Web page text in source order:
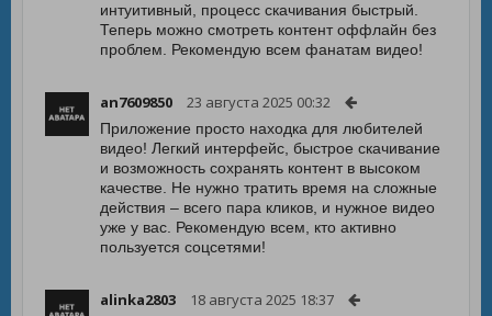
интуитивный, процесс скачивания быстрый.
Теперь можно смотреть контент оффлайн без
проблем. Рекомендую всем фанатам видео!
an7609850 23 августа 2025 00:32
Приложение просто находка для любителей
видео! Легкий интерфейс, быстрое скачивание
и возможность сохранять контент в высоком
качестве. Не нужно тратить время на сложные
действия – всего пара кликов, и нужное видео
уже у вас. Рекомендую всем, кто активно
пользуется соцсетями!
alinka2803 18 августа 2025 18:37